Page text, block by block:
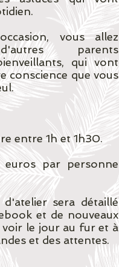
vous allez
parents
qui vont
conscience que vous
entre 1h et 1h30.
par personne
sera détaillé
et de nouveaux
le jour au fur et à
et des attentes.